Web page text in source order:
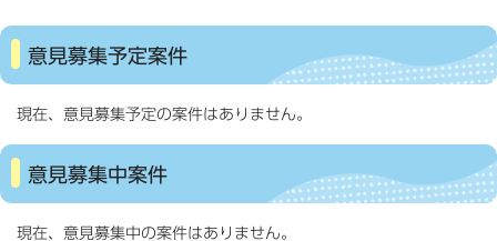
意見募集予定案件
現在、意見募集予定の案件はありません。
意見募集中案件
現在、意見募集中の案件はありません。